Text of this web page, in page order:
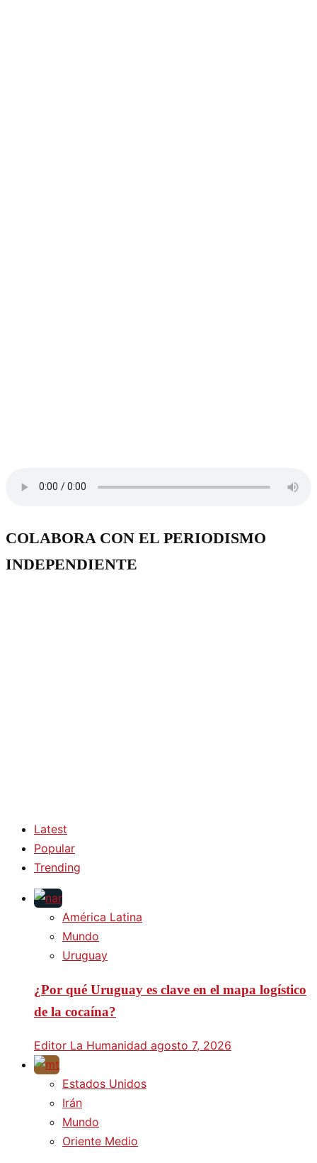
COLABORA CON EL PERIODISMO
INDEPENDIENTE
Latest
Popular
Trending
América Latina
Mundo
Uruguay
¿Por qué Uruguay es clave en el mapa logístico
de la cocaína?
Editor La Humanidad agosto 7, 2026
Estados Unidos
Irán
Mundo
Oriente Medio